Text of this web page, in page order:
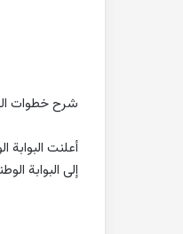
شرح خطوات
أعلنت البوابة
إلى البوابة